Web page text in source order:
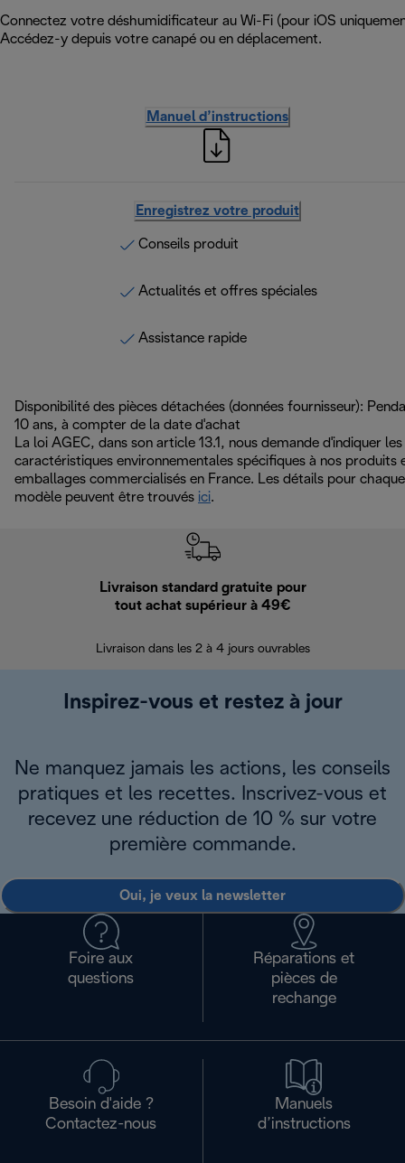
Connectez votre déshumidificateur au Wi-Fi (pour iOS
Accédez-y depuis votre canapé ou en déplacement.
Manuel d’instructions
Enregistrez votre produit
Conseils produit
Actualités et offres spéciales
Assistance rapide
Disponibilité des pièces détachées (données fournisseur):
10 ans, à compter de la date d'achat
La loi AGEC, dans son article 13.1, nous demande d'indiquer les
caractéristiques environnementales spécifiques à nos produits
emballages commercialisés en France. Les détails pour chaque
modèle peuvent être trouvés ici.
Livraison standard gratuite pour
tout achat supérieur à 49€
Livraison dans les 2 à 4 jours ouvrables
Inspirez-vous et restez à jour
Ne manquez jamais les actions, les conseils
pratiques et les recettes. Inscrivez-vous et
recevez une réduction de 10 % sur votre
première commande.
Oui, je veux la newsletter
Foire aux
questions
Réparations et
pièces de
rechange
Besoin d'aide ?
Contactez-nous
Manuels
d’instructions